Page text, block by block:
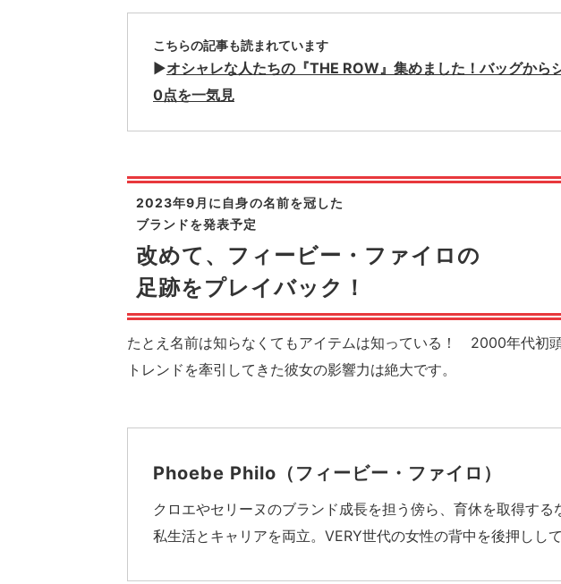
こちらの記事も読まれています
▶︎オシャレな人たちの『THE ROW』集めました！バッグから
0点を一気見
2023年9月に自身の名前を冠した
ブランドを発表予定
改めて、フィービー・ファイロの
足跡をプレイバック！
たとえ名前は知らなくてもアイテムは知っている！ 2000年代初
トレンドを牽引してきた彼女の影響力は絶大です。
Phoebe Philo（フィービー・ファイロ）
クロエやセリーヌのブランド成長を担う傍ら、育休を取得する
私生活とキャリアを両立。VERY世代の女性の背中を後押しして